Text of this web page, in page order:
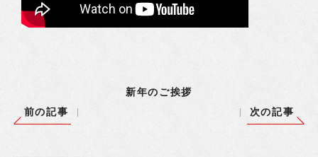
新年のご挨拶
前の記事
次の記事